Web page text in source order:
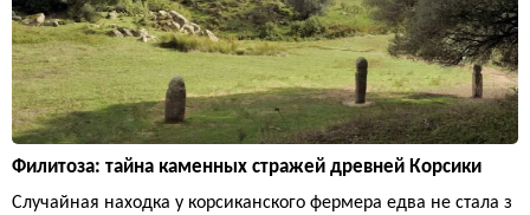
Филитоза: тайна каменных стражей древней Корсики
Случайная находка у корсиканского фермера едва не стала з